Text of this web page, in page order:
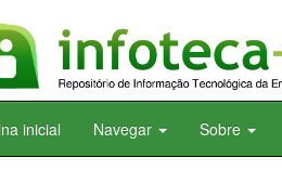
inicial Navegar Sobre